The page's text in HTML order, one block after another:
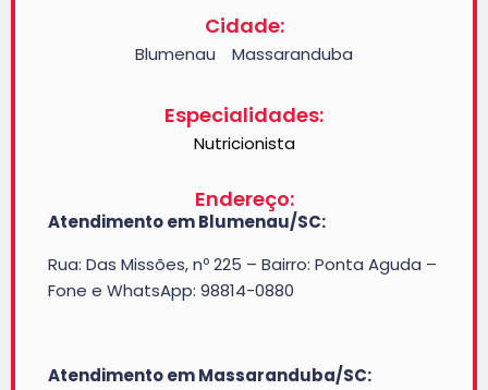
Cidade:
Blumenau Massaranduba
Especialidades:
Nutricionista
Endereço:
Atendimento em Blumenau/SC:
Rua: Das Missões, nº 225 – Bairro: Ponta Aguda –
Fone e WhatsApp: 98814-0880
Atendimento em Massaranduba/SC: